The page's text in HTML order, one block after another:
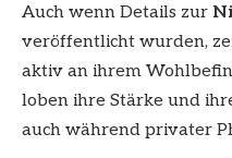
Auch wenn Details zur
veröffentlicht wurden,
aktiv an ihrem
loben ihre Stärke und
auch während privater